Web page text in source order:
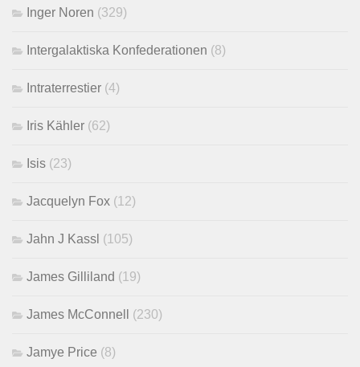
Inger Noren (329)
Intergalaktiska Konfederationen (8)
Intraterrestier (4)
Iris Kähler (62)
Isis (23)
Jacquelyn Fox (12)
Jahn J Kassl (105)
James Gilliland (19)
James McConnell (230)
Jamye Price (8)